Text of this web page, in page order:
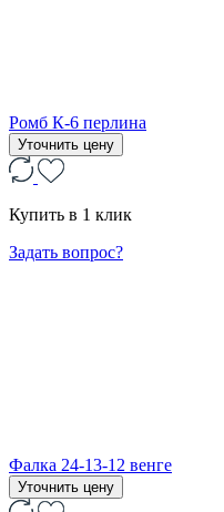
Ромб К-6 перлина
Уточнить цену
Купить в 1 клик
Задать вопрос?
Фалка 24-13-12 венге
Уточнить цену